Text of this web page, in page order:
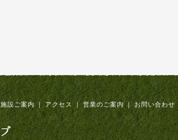
施設ご案内 ｜ アクセス ｜ 営業のご案内 ｜ お問い合わせ
飛騨数河リゾート&カントリークラブ